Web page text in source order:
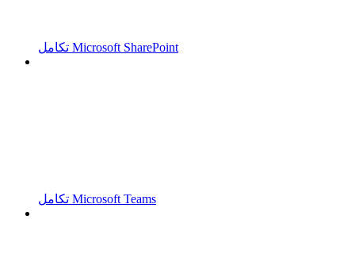
تكامل Microsoft SharePoint
تكامل Microsoft Teams